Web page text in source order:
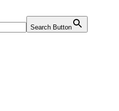
Search Button